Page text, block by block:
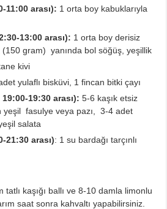
11:00 arası): 1 orta boy kabuklarıyla
13:00 arası): 1 orta boy derisiz
(150 gram) yanında bol söğüş, yeşillik
kivi
yulaflı bisküvi, 1 fincan bitki çayı
19:30 arası): 5-6 kaşık etsiz
yeşil fasulye veya pazı, 3-4 adet
salata
21:30 arası): 1 su bardağı tarçınlı
tatlı kaşığı ballı ve 8-10 damla limonlu
saat sonra kahvaltı yapabilirsiniz.